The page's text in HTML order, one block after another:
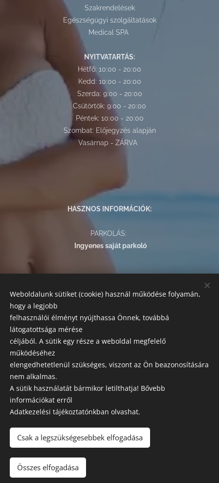
Szakrendelések
Egészségügyi szolgáltatások
Medical SPA
NYITVATARTÁS:
Hétfő: 10:00 - 20:00
Kedd: 10:00 - 20:00
Szerda: 9:00 - 20:00
Csütörtök: 9:00 - 20:00
Péntek: 10:00 - 20:00
Szombat: Előjegyzés alapján
Vasárnap - ZÁRVA
HASZNOS INFORMÁCIÓK:
PARKOLÁS:
Ingyenes saját parkoló
Az alábbi módokon egyenlítheti ki szolgáltatásaink árát:
készpénz, bankkártyás fizetés, SZÉP kártya.
SZAKRENDELÉSEK
Előzetes előjegyzés szükséges!
Esztétikai, orvosi központ és labor
Leírásaink tájékoztató jellegűek, a változtatás jogát fenntartjuk
2021 © MINDEN JOG FENNTARTVA
Weboldalunk sütiket (cookie) használ működése folyamán,
hogy a legjobb
felhasználói élményt nyújthassa Önnek, továbbá
látogatottsága mérése
céljából. A sütik egy része a weboldal megfelelő
működéséhez
elengedhetetlenül szükséges, viszont az Ön beazonosítására
nem alkalmas.
A sütik használatát bármikor letilthatja! Bővebb
információkat erről
Adatkezelési tájékoztatónkban olvashat.
Csak a legszükségesebbek elfogadása
Összes elfogadása